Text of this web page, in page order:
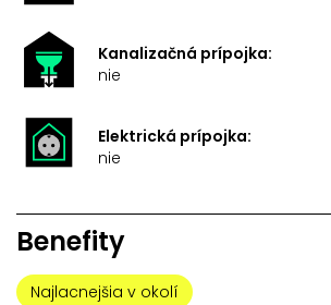
Kanalizačná prípojka:
nie
Elektrická prípojka:
nie
Benefity
Najlacnejšia v okolí